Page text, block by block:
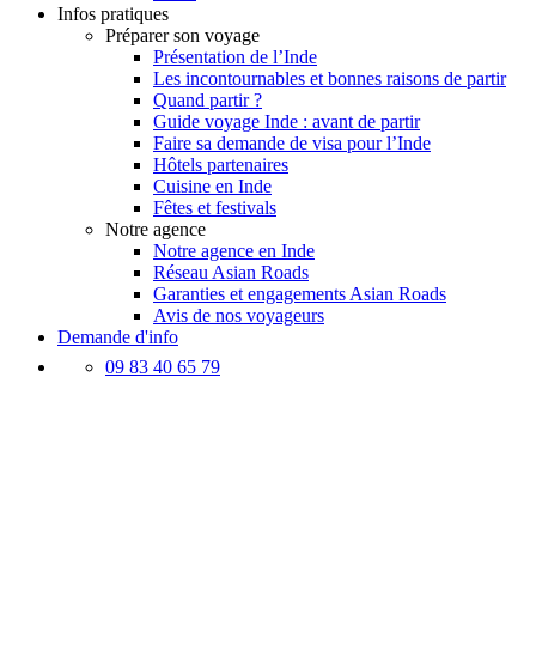
Infos pratiques
Préparer son voyage
Présentation de l’Inde
Les incontournables et bonnes raisons de partir
Quand partir ?
Guide voyage Inde : avant de partir
Faire sa demande de visa pour l’Inde
Hôtels partenaires
Cuisine en Inde
Fêtes et festivals
Notre agence
Notre agence en Inde
Réseau Asian Roads
Garanties et engagements Asian Roads
Avis de nos voyageurs
Demande d'info
09 83 40 65 79